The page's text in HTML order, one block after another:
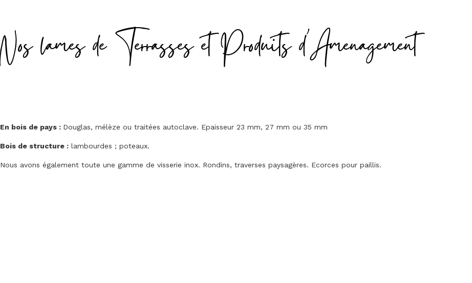
Nos lames de Terrasses et Produits d'Amenagement
En bois de pays : Douglas, mélèze ou traitées autoclave. Epaisseur 23 mm, 27 mm ou 35 mm
Bois de structure : lambourdes ; poteaux.
Nous avons également toute une gamme de visserie inox. Rondins, traverses paysagères. Ecorces pour paillis.